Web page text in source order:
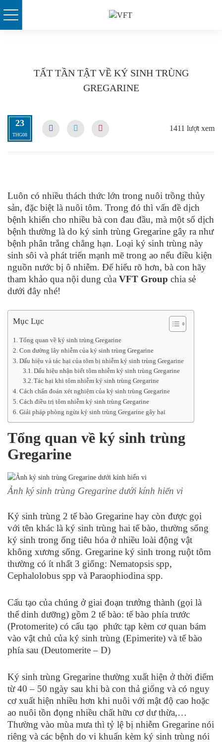
TẤT TẦN TẬT VỀ KÝ SINH TRÙNG
GREGARINE
23
THG08
1411 lượt xem
Luôn có nhiều thách thức lớn trong nuôi trồng thủy
sản, đặc biệt là nuôi tôm. Trong đó thì vấn đề dịch
bệnh khiến cho nhiều bà con đau đầu, mà một số dịch
bệnh thường là do ký sinh trùng Gregarine gây ra như
bệnh phân trắng chẳng hạn. Loại ký sinh trùng này
sinh sôi và phát triển mạnh mẽ trong ao nếu điều kiện
nguồn nước bị ô nhiễm. Để hiểu rõ hơn, bà con hãy
tham khảo qua nội dung của VFT Group chia sẻ
dưới đây nhé!
Mục Lục
Tổng quan về ký sinh trùng Gregarine
Con đường lây nhiễm của ký sinh trùng Gregarine
Dấu hiệu và tác hại của tôm bị nhiễm ký sinh trùng Gregarine
Dấu hiệu nhận biết tôm nhiễm ký sinh trùng Gregarine
Tác hại khi tôm nhiễm ký sinh trùng Gregarine
Cách chẩn đoán xét nghiệm của ký sinh trùng Gregarine
Cách điều trị tôm nhiễm ký sinh trùng Gregarine
Giải pháp phòng ngừa ký sinh trùng Gregarine gây hại
Tổng quan về ký sinh trùng
Gregarine
Ảnh ký sinh trùng Gregarine dưới kính hiển vi
Ký sinh trùng 2 tế bào Gregarine hay còn được gọi
với tên khác là ký sinh trùng hai tế bào, thường sống
ký sinh trong ống tiêu hóa ở nhiều loài động vật
không xương sống. Gregarine ký sinh trong ruột tôm
thường có ít nhất 3 giống: Nematopsis spp,
Cephalolobus spp và Paraophiodina spp.
Cấu tạo của chúng ở giai đoạn trưởng thành (gọi là
thể dinh dưỡng) gồm 2 tế bào: tế bào phía trước
(Protomerite) có cấu tạo phức tạp kèm cơ quan bám
vào vật chủ của ký sinh trùng (Epimerite) và tế bào
phía sau (Deutomerite – D)
Ký sinh trùng Gregarine thường xuất hiện ở thời điểm
từ 40 – 50 ngày sau khi bà con thả giống và có nguy
cơ xuất hiện nhiều hơn khi nuôi với mật độ cao hoặc
ao nuôi tồn đọng nhiều chất hữu cơ dư thừa,…
Thường vào mùa mưa thì tỷ lệ bị nhiễm Gregarine nói
riêng và các bệnh do vi khuẩn kèm ký sinh trùng nói